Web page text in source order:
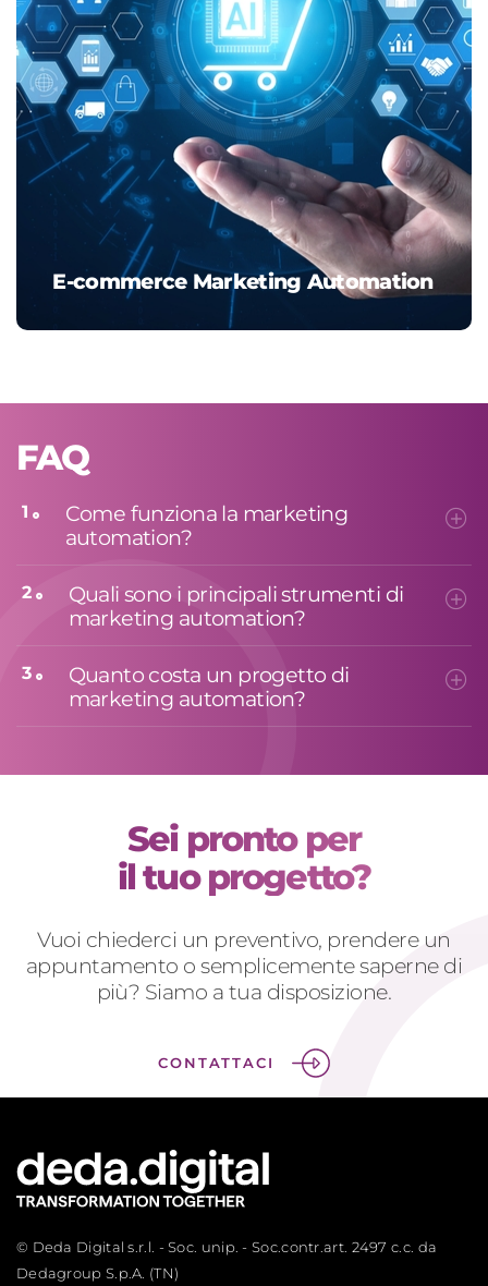
E-commerce Marketing Automation
FAQ
1
Come funziona la marketing
automation?
2
Quali sono i principali strumenti di
marketing automation?
3
Quanto costa un progetto di
marketing automation?
Sei pronto per
il tuo progetto?
Vuoi chiederci un preventivo, prendere un
appuntamento o semplicemente saperne di
più? Siamo a tua disposizione.
CONTATTACI
© Deda Digital s.r.l. - Soc. unip. - Soc.contr.art. 2497 c.c. da
Dedagroup S.p.A. (TN)